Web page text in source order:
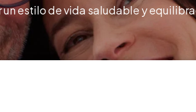
un estilo de vida saludable y